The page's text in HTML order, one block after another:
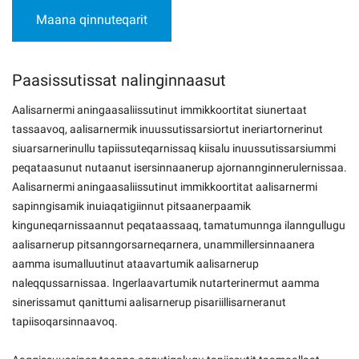
Maana qinnuteqarit
Paasissutissat nalinginnaasut
Aalisarnermi aningaasaliissutinut immikkoortitat siunertaat
tassaavoq, aalisarnermik inuussutissarsiortut ineriartornerinut
siuarsarnerinullu tapiissuteqarnissaq kiisalu inuussutissarsiummi
peqataasunut nutaanut isersinnaanerup ajornannginnerulernissaa.
Aalisarnermi aningaasaliissutinut immikkoortitat aalisarnermi
sapinngisamik inuiaqatigiinnut pitsaanerpaamik
kinguneqarnissaannut peqataassaaq, tamatumunnga ilanngullugu
aalisarnerup pitsanngorsarneqarnera, unammillersinnaanera
aamma isumalluutinut ataavartumik aalisarnerup
naleqqussarnissaa. Ingerlaavartumik nutarterinermut aamma
sinerissamut qanittumi aalisarnerup pisariillisarneranut
tapiisoqarsinnaavoq.